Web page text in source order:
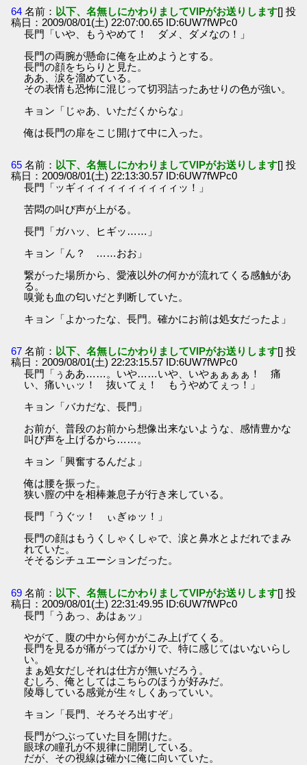
64 名前： 以下、名無しにかわりましてVIPがお送りします[] 投
稿日：2009/08/01(土) 22:07:00.65 ID:6UW7fWPc0
長門「いや、もうやめて！ ダメ、ダメなの！」
長門の両腕が懸命に俺を止めようとする。
長門の顔をちらりと見た。
ああ、涙を溜めている。
その表情も恐怖に混じって切羽詰ったあせりの色が強い。
キョン「じゃあ、いただくからな」
俺は長門の扉をこじ開けて中に入った。
65 名前： 以下、名無しにかわりましてVIPがお送りします[] 投
稿日：2009/08/01(土) 22:13:30.57 ID:6UW7fWPc0
長門「ッギィィィィィィィィィィッ！」
苦悶の叫び声が上がる。
長門「ガハッ、ヒギッ……」
キョン「ん？ ……おお」
繋がった場所から、愛液以外の何かが流れてくる感触があ
る。
嗅覚も血の匂いだと判断していた。
キョン「よかったな、長門。確かにお前は処女だったよ」
67 名前： 以下、名無しにかわりましてVIPがお送りします[] 投
稿日：2009/08/01(土) 22:23:15.57 ID:6UW7fWPc0
長門「ぅああ……。いや……いや、いやぁぁぁぁ！ 痛
い、痛いぃッ！ 抜いてぇ！ もうやめてぇっ！」
キョン「バカだな、長門」
お前が、普段のお前から想像出来ないような、感情豊かな
叫び声を上げるから……。
キョン「興奮するんだよ」
俺は腰を振った。
狭い膣の中を相棒兼息子が行き来している。
長門「うぐッ！ ぃぎゅッ！」
長門の顔はもうくしゃくしゃで、涙と鼻水とよだれでまみ
れていた。
そそるシチュエーションだった。
69 名前： 以下、名無しにかわりましてVIPがお送りします[] 投
稿日：2009/08/01(土) 22:31:49.95 ID:6UW7fWPc0
長門「うあっ、あはぁッ」
やがて、腹の中から何かがこみ上げてくる。
長門を見るが痛がってばかりで、特に感じてはいないらし
い。
まぁ処女だしそれは仕方が無いだろう。
むしろ、俺としてはこちらのほうが好みだ。
陵辱している感覚が生々しくあっていい。
キョン「長門、そろそろ出すぞ」
長門がつぶっていた目を開けた。
眼球の瞳孔が不規律に開閉している。
だが、その視線は確かに俺に向いていた。